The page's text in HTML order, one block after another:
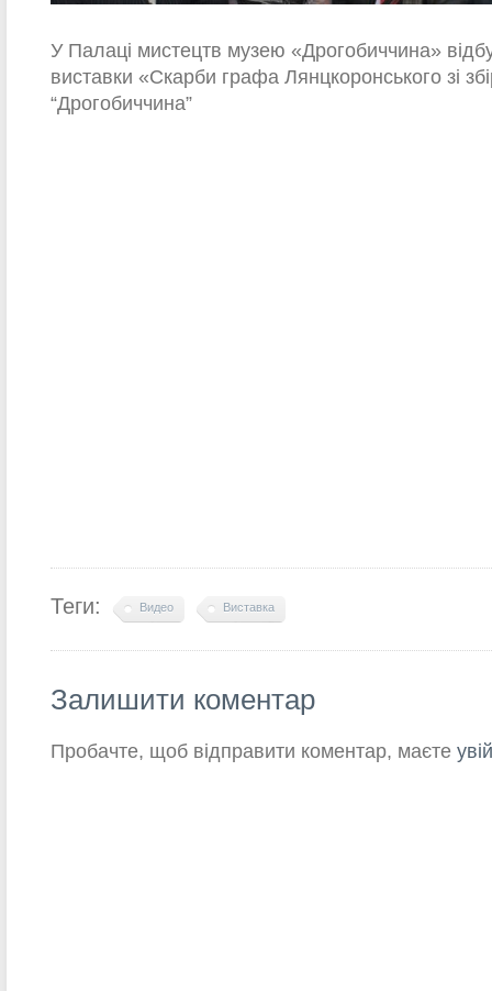
У Палаці мистецтв музею «Дрогобиччина»
виставки «Скарби графа Лянцкоронського зі
“Дрогобиччина”
Теги: Видео Виставка
Залишити коментар
Пробачте, щоб відправити коментар, маєте